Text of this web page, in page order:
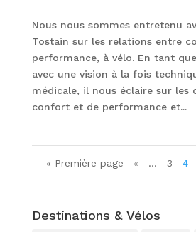
Nous nous sommes entretenu
Tostain sur les relations entre
performance, à vélo. En tant
avec une vision à la fois
médicale, il nous éclaire sur les
confort et de performance et...
« Première page « … 3 4
Destinations & Vélos